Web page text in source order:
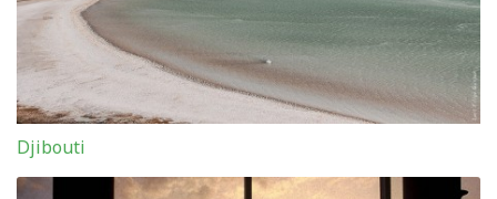
Djibouti